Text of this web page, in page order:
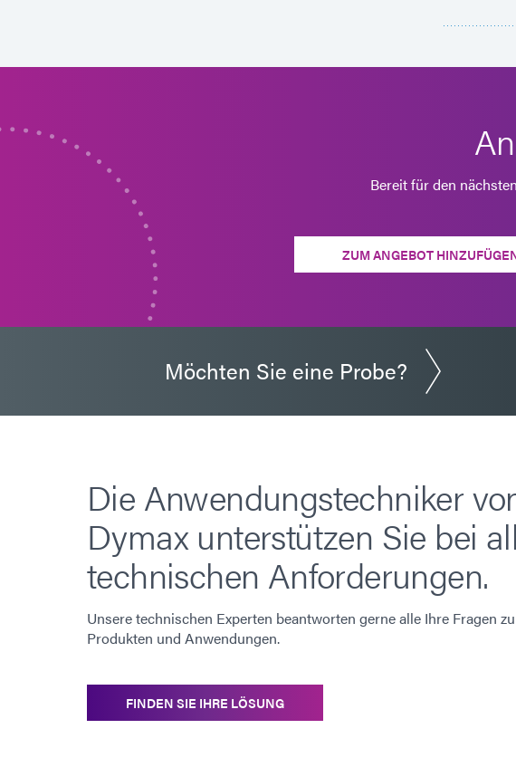
Bereit für den
ZUM ANGEBOT
Möchten Sie eine Probe?
Die Anwendungstechniker
Dymax unterstützen Sie bei
technischen Anforderungen.
Unsere technischen Experten beantworten gerne alle Ihre Fragen zu
Produkten und Anwendungen.
FINDEN SIE IHRE LÖSUNG